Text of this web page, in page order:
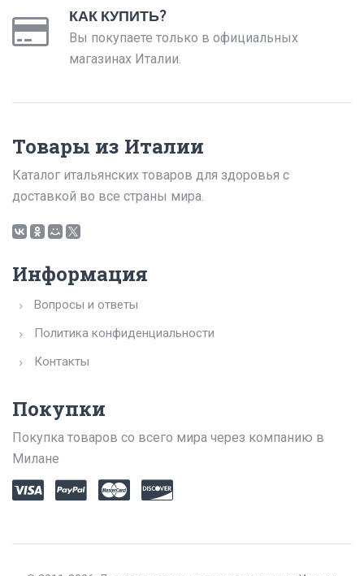
КАК КУПИТЬ?
Вы покупаете только в официальных
магазинах Италии.
Товары из Италии
Каталог итальянских товаров для здоровья с
доставкой во все страны мира.
Информация
Вопросы и ответы
Политика конфиденциальности
Контакты
Покупки
Покупка товаров со всего мира через компанию в
Милане